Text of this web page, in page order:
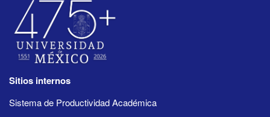
Sitios internos
Sistema de Productividad Académica